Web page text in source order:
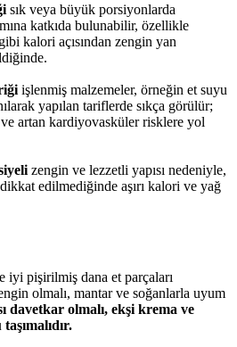
sık veya büyük porsiyonlarda
katkıda bulunabilir, özellikle
kalori açısından zengin yan
işlenmiş malzemeler, örneğin et suyu
yapılan tariflerde sıkça görülür;
artan kardiyovasküler risklere yol
zengin ve lezzetli yapısı nedeniyle,
edilmediğinde aşırı kalori ve yağ
iyi pişirilmiş dana et parçaları
olmalı, mantar ve soğanlarla uyum
davetkar olmalı, ekşi krema ve